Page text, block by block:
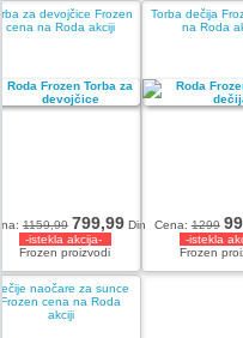
za devojčice Frozen
cena na Roda akciji
1159,99 799,99Din
-istekla akcija-
Frozen proizvodi
Torba dečija
na Roda
Cena:1299
-istekla
Frozen
naočare za sunce
Frozen cena na Roda
akciji